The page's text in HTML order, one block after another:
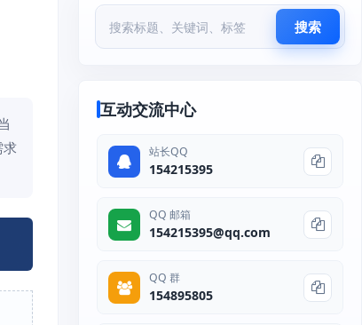
求
搜索
互动交流中心
站长QQ
154215395
QQ 邮箱
154215395@qq.com
QQ 群
154895805